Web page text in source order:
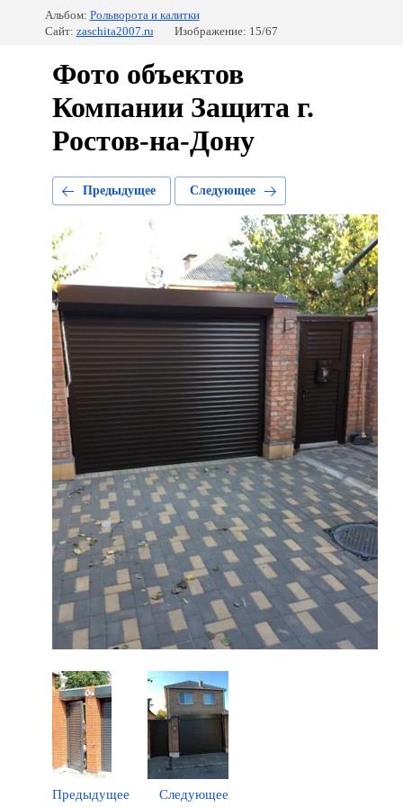
Альбом: Рольворота и калитки
Сайт: zaschita2007.ru Изображение: 15/67
Фото объектов
Компании Защита г.
Ростов-на-Дону
Предыдущее Следующее
Предыдущее Следующее